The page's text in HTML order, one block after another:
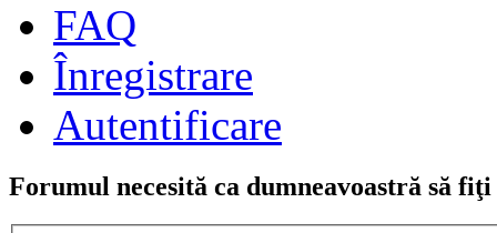
FAQ
Înregistrare
Autentificare
Forumul necesită ca dumneavoastră să